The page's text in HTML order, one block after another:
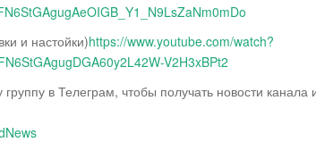
и настойки)https://www.youtube.com/watch?
V2H3xBPt2
в Телеграм, чтобы получать новости